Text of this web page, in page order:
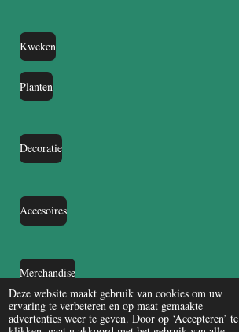
Deze website maakt gebruik van cookies om uw
ervaring te verbeteren en op maat gemaakte
advertenties weer te geven. Door op ‘Accepteren’ te
Kweken
Planten
Decoratie
Accesoires
Merchandise